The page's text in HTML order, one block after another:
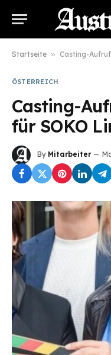
Startseite » Casting-
ÖSTERREICH
Casting-
für SOKO
By Mitarbeiter